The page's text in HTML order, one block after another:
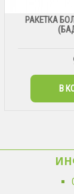
РАКЕТКА
В